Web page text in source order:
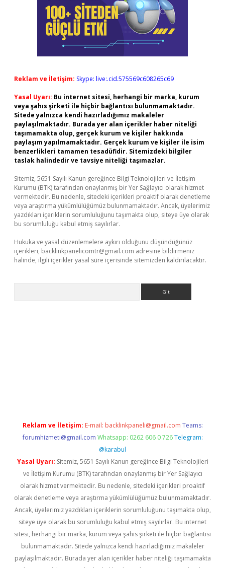
Reklam ve İletişim: Skype: live:.cid.575569c608265c69
Yasal Uyarı: Bu internet sitesi, herhangi bir marka, kurum
veya şahıs şirketi ile hiçbir bağlantısı bulunmamaktadır.
Sitede yalnızca kendi hazırladığımız makaleler
paylaşılmaktadır. Burada yer alan içerikler haber niteliği
taşımamakta olup, gerçek kurum ve kişiler hakkında
paylaşım yapılmamaktadır. Gerçek kurum ve kişiler ile isim
benzerlikleri tamamen tesadüfidir. Sitemizdeki bilgiler
taslak halindedir ve tavsiye niteliği taşımazlar.
Sitemiz, 5651 Sayılı Kanun gereğince Bilgi Teknolojileri ve İletişim
Kurumu (BTK) tarafından onaylanmış bir Yer Sağlayıcı olarak hizmet
vermektedir. Bu nedenle, sitedeki içerikleri proaktif olarak denetleme
veya araştırma yükümlülüğümüz bulunmamaktadır. Ancak, üyelerimiz
yazdıkları içeriklerin sorumluluğunu taşımakta olup, siteye üye olarak
bu sorumluluğu kabul etmiş sayılırlar.
Hukuka ve yasal düzenlemelere aykırı olduğunu düşündüğünüz
içerikleri, backlinkpanelicomtr@gmail.com adresine bildirmeniz
halinde, ilgili içerikler yasal süre içerisinde sitemizden kaldırılacaktır.
Reklam ve İletişim: E-mail: backlinkpaneli@gmail.com Teams:
forumhizmeti@gmail.com Whatsapp: 0262 606 0 726 Telegram:
@karabul
Yasal Uyarı: Sitemiz, 5651 Sayılı Kanun gereğince Bilgi Teknolojileri
ve İletişim Kurumu (BTK) tarafından onaylanmış bir Yer Sağlayıcı
olarak hizmet vermektedir. Bu nedenle, sitedeki içerikleri proaktif
olarak denetleme veya araştırma yükümlülüğümüz bulunmamaktadır.
Ancak, üyelerimiz yazdıkları içeriklerin sorumluluğunu taşımakta olup,
siteye üye olarak bu sorumluluğu kabul etmiş sayılırlar. Bu internet
sitesi, herhangi bir marka, kurum veya şahıs şirketi ile hiçbir bağlantısı
bulunmamaktadır. Sitede yalnızca kendi hazırladığımız makaleler
paylaşılmaktadır. Burada yer alan içerikler haber niteliği taşımamakta